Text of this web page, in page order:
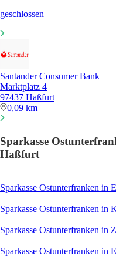
geschlossen
Santander Consumer Bank
Marktplatz 4
97437 Haßfurt
0,09 km
Sparkasse
Haßfurt
Sparkasse Ostunterfranken in
Sparkasse Ostunterfranken in
Sparkasse Ostunterfranken in
Sparkasse Ostunterfranken in